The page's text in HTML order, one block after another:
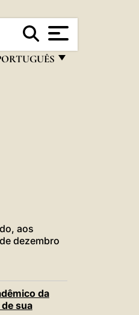
aos
dezembro
da
sua